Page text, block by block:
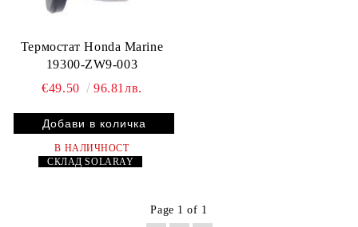
Термостат Honda Marine
19300-ZW9-003
€49.50
96.81лв.
В НАЛИЧНОСТ
СКЛАДSOLARAY
Page 1 of 1